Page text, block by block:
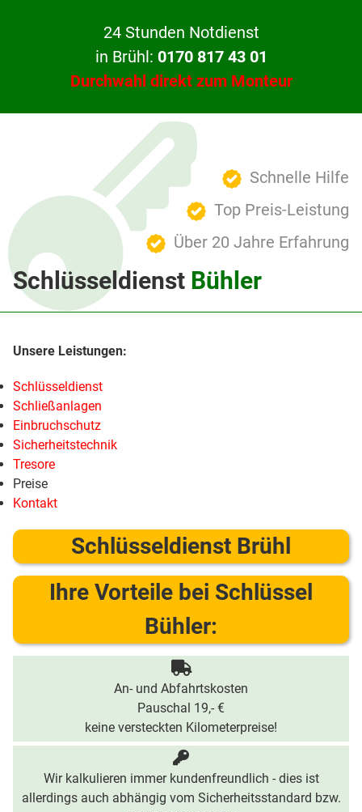
24 Stunden Notdienst
in Brühl: 0170 817 43 01
Durchwahl direkt zum Monteur
Schnelle Hilfe
Top Preis-Leistung
Über 20 Jahre Erfahrung
Schlüsseldienst Bühler
Schlüsseldienst
Schließanlagen
Einbruchschutz
Sicherheitstechnik
Tresore
Preise
Kontakt
Schlüsseldienst Brühl
Ihre Vorteile bei Schlüssel
Bühler:
An- und Abfahrtskosten
Pauschal 19,- €
keine versteckten Kilometerpreise!
Wir kalkulieren immer kundenfreundlich - dies ist
allerdings auch abhängig vom Sicherheitsstandard bzw.